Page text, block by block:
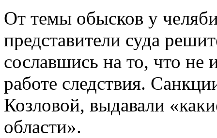
От темы обысков у
представители суда
сославшись на то, что
работе следствия.
Козловой, выдавали
области».